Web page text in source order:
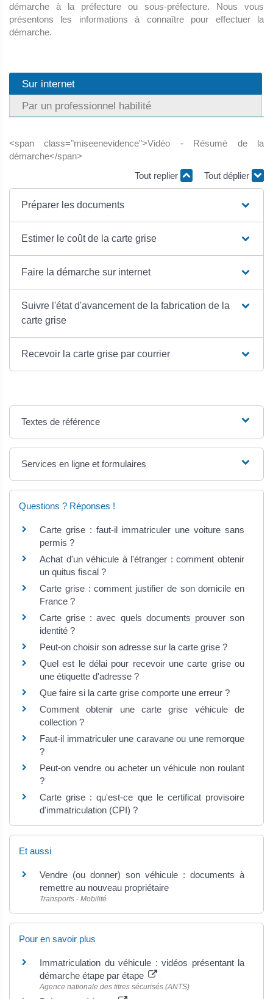
démarche à la préfecture ou sous-préfecture. Nous vous
présentons les informations à connaître pour effectuer la
démarche.
Sur internet
Par un professionnel habilité
<span class="miseenevidence">Vidéo - Résumé de la
démarche</span>
Tout replier
Tout déplier
Préparer les documents
Estimer le coût de la carte grise
Faire la démarche sur internet
Suivre l'état d'avancement de la fabrication de la
carte grise
Recevoir la carte grise par courrier
Textes de référence
Services en ligne et formulaires
Questions ? Réponses !
Carte grise : faut-il immatriculer une voiture sans
permis ?
Achat d'un véhicule à l'étranger : comment obtenir
un quitus fiscal ?
Carte grise : comment justifier de son domicile en
France ?
Carte grise : avec quels documents prouver son
identité ?
Peut-on choisir son adresse sur la carte grise ?
Quel est le délai pour recevoir une carte grise ou
une étiquette d'adresse ?
Que faire si la carte grise comporte une erreur ?
Comment obtenir une carte grise véhicule de
collection ?
Faut-il immatriculer une caravane ou une remorque
?
Peut-on vendre ou acheter un véhicule non roulant
?
Carte grise : qu'est-ce que le certificat provisoire
d'immatriculation (CPI) ?
Et aussi
Vendre (ou donner) son véhicule : documents à
remettre au nouveau propriétaire
Transports - Mobilité
Pour en savoir plus
Immatriculation du véhicule : vidéos présentant la
démarche étape par étape
Agence nationale des titres sécurisés (ANTS)